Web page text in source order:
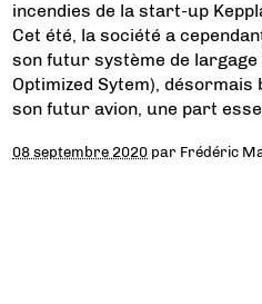
incendies de la start-up
Cet été, la société a
son futur système de largage
Optimized Sytem),
son futur avion, une part
08 septembre 2020 par Frédéric